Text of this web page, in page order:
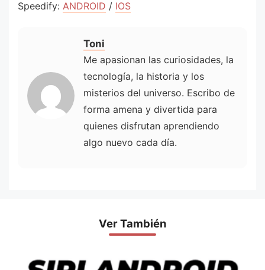
Speedify: ANDROID / IOS
Toni
Me apasionan las curiosidades, la
tecnología, la historia y los
misterios del universo. Escribo de
forma amena y divertida para
quienes disfrutan aprendiendo
algo nuevo cada día.
Ver También